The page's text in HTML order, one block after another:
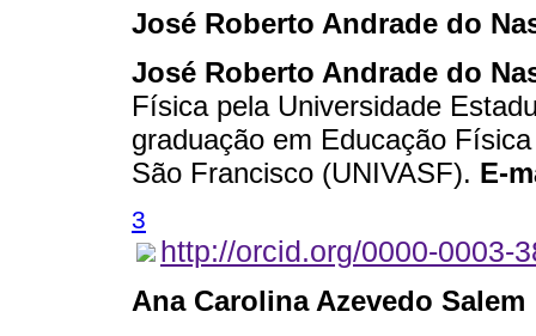
José Roberto Andrade do
José Roberto Andrade do
Física pela Universidade
graduação em Educação
São Francisco (UNIVASF). E-
3
http://orcid.org/0000-0003-
Ana Carolina Azevedo Salem